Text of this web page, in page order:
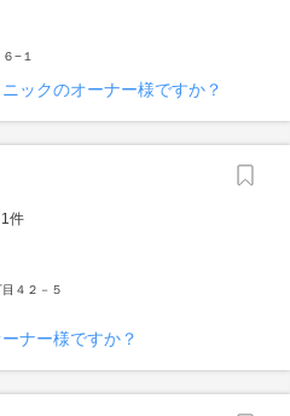
−１
ックのオーナー様ですか？
1件
４２－５
ナー様ですか？